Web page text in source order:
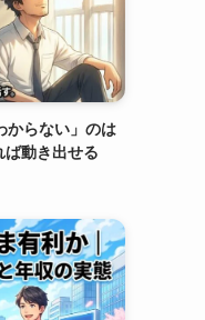
からない」のは
動き出せる